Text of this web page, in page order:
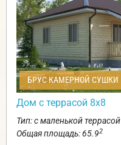
БРУС КАМЕРНОЙ СУШКИ
Дом с террасой 8х8
Тип: с маленькой террасой
Общая площадь: 65.92